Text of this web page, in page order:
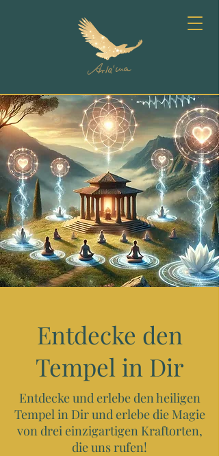
Entdecke den
Tempel in Dir
Entdecke und erlebe den heiligen
Tempel in Dir und erlebe die Magie
von drei einzigartigen Kraftorten,
die uns rufen!